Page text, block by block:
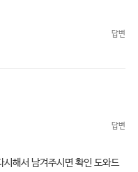
답변
답변
해서 남겨주시면 확인 도와드